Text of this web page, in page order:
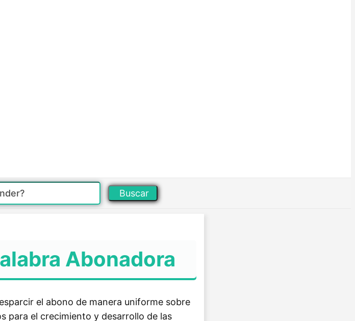
Buscar
Abonadora
el abono de manera uniforme sobre
para el crecimiento y desarrollo de las